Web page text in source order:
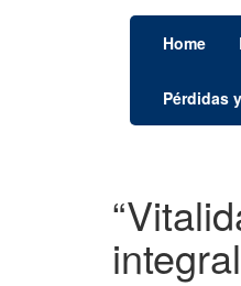
Home
Pérdidas